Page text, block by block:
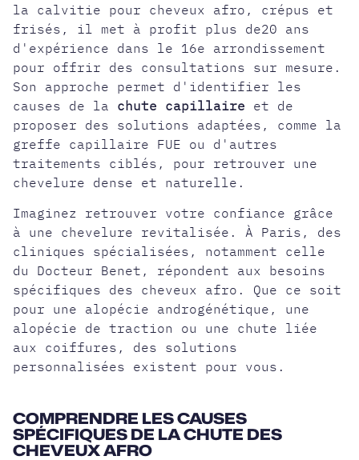
la calvitie pour cheveux afro, crépus et
frisés, il met à profit plus de20 ans
d'expérience dans le 16e arrondissement
pour offrir des consultations sur mesure.
Son approche permet d'identifier les
causes de la chute capillaire et de
proposer des solutions adaptées, comme la
greffe capillaire FUE ou d'autres
traitements ciblés, pour retrouver une
chevelure dense et naturelle.
Imaginez retrouver votre confiance grâce
à une chevelure revitalisée. À Paris, des
cliniques spécialisées, notamment celle
du Docteur Benet, répondent aux besoins
spécifiques des cheveux afro. Que ce soit
pour une alopécie androgénétique, une
alopécie de traction
ou une chute liée
aux coiffures, des solutions
personnalisées existent pour vous.
COMPRENDRE LES CAUSES
SPÉCIFIQUES DE LA CHUTE DES
CHEVEUX AFRO